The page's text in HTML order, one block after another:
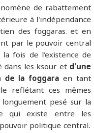
de rabattement
à l'indépendance
des foggaras. et en
par le pouvoir central
fois de l'existence de
dans les ksour et d'une
de la foggara en tant
reflétant ces mêmes
pesé sur la
qui existe entre les
politique central.